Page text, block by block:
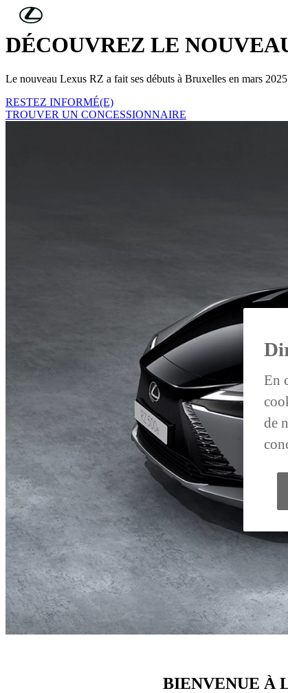
Skip to Main Content
DÉCOUVREZ LE
Le nouveau Lexus RZ a fait ses débuts à Bruxelles en mars
RESTEZ INFORMÉ(E)
TROUVER UN CONCESSIONNAIRE
BIENVENUE À
En
de